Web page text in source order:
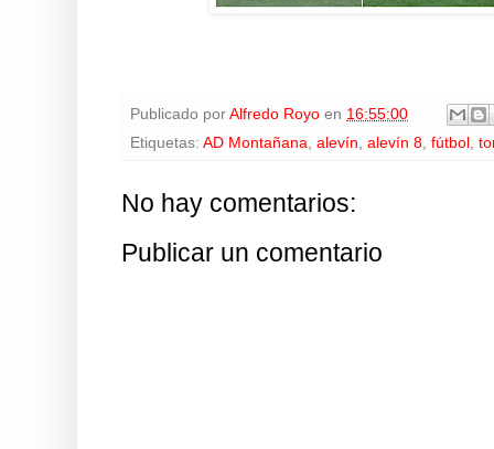
Publicado por Alfredo Royo en 16:55:00
Etiquetas: AD Montañana, alevín, alevín 8, fútbol ,
No hay comentarios:
Publicar un comentario